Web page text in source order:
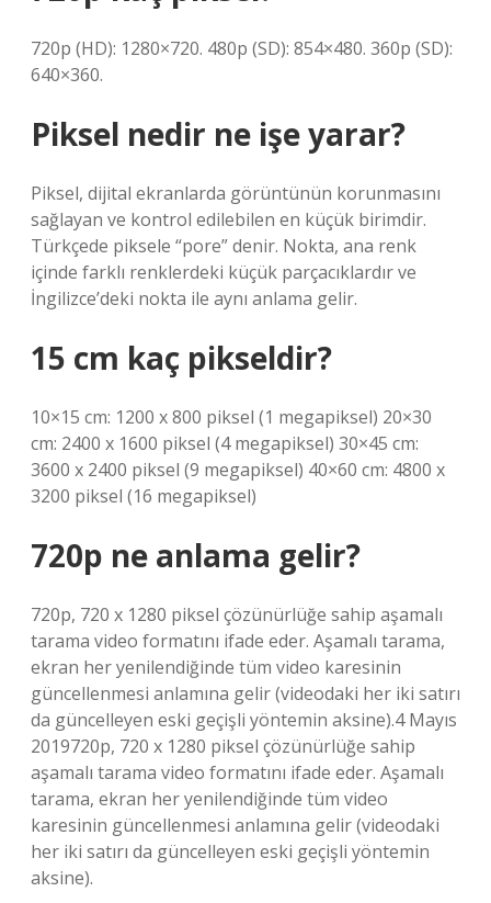
720p (HD): 1280×720. 480p (SD): 854×480. 360p (SD):
640×360.
Piksel nedir ne işe yarar?
Piksel, dijital ekranlarda görüntünün korunmasını
sağlayan ve kontrol edilebilen en küçük birimdir.
Türkçede piksele “pore” denir. Nokta, ana renk
içinde farklı renklerdeki küçük parçacıklardır ve
İngilizce’deki nokta ile aynı anlama gelir.
15 cm kaç pikseldir?
10×15 cm: 1200 x 800 piksel (1 megapiksel) 20×30
cm: 2400 x 1600 piksel (4 megapiksel) 30×45 cm:
3600 x 2400 piksel (9 megapiksel) 40×60 cm: 4800 x
3200 piksel (16 megapiksel)
720p ne anlama gelir?
720p, 720 x 1280 piksel çözünürlüğe sahip aşamalı
tarama video formatını ifade eder. Aşamalı tarama,
ekran her yenilendiğinde tüm video karesinin
güncellenmesi anlamına gelir (videodaki her iki satırı
da güncelleyen eski geçişli yöntemin aksine).4 Mayıs
2019720p, 720 x 1280 piksel çözünürlüğe sahip
aşamalı tarama video formatını ifade eder. Aşamalı
tarama, ekran her yenilendiğinde tüm video
karesinin güncellenmesi anlamına gelir (videodaki
her iki satırı da güncelleyen eski geçişli yöntemin
aksine).